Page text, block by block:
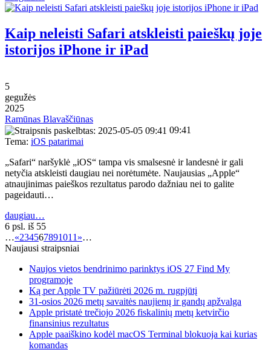
Kaip neleisti Safari atskleisti paieškų joje
istorijos iPhone ir iPad
5
gegužės
2025
Ramūnas Blavaščiūnas
09:41
Tema: iOS patarimai
„Safari“ naršyklė „iOS“ tampa vis smalsesnė ir landesnė ir gali
netyčia atskleisti daugiau nei norėtumėte. Naujausias „Apple“
atnaujinimas paieškos rezultatus parodo dažniau nei to galite
pageidauti…
daugiau…
6 psl. iš 55
…«234567891011 »…
Naujausi straipsniai
Naujos vietos bendrinimo parinktys iOS 27 Find My
programoje
Ką per Apple TV pažiūrėti 2026 m. rugpjūtį
31-osios 2026 metų savaitės naujienų ir gandų apžvalga
Apple pristatė trečiojo 2026 fiskalinių metų ketvirčio
finansinius rezultatus
Apple paaiškino kodėl macOS Terminal blokuoja kai kurias
komandas